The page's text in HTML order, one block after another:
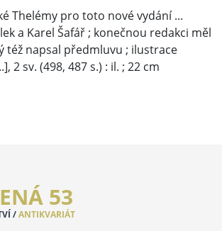
Thelémy pro toto nové vydání ...
a Karel Šafář ; konečnou redakci měl
též napsal předmluvu ; ilustrace
2 sv. (498, 487 s.) : il. ; 22 cm
53
/ANTIKVARIÁT